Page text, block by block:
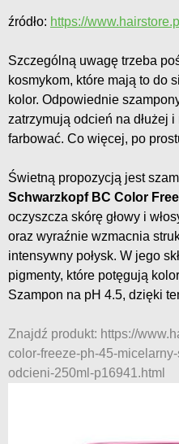
źródło: https://
Szczególną uwagę trzeba
kosmykom, które mają to do
kolor. Odpowiednie
zatrzymują odcień na dłużej
farbować. Co więcej, po
Świetną propozycją jest
Schwarzkopf BC Color
oczyszcza skórę głowy i
oraz wyraźnie wzmacnia
intensywny połysk. W jego
pigmenty, które potęgują
Szampon na pH 4.5, dzięki
Znajdź produkt: https://
color-freeze-ph-45-
odcieni-250ml-p16941.html